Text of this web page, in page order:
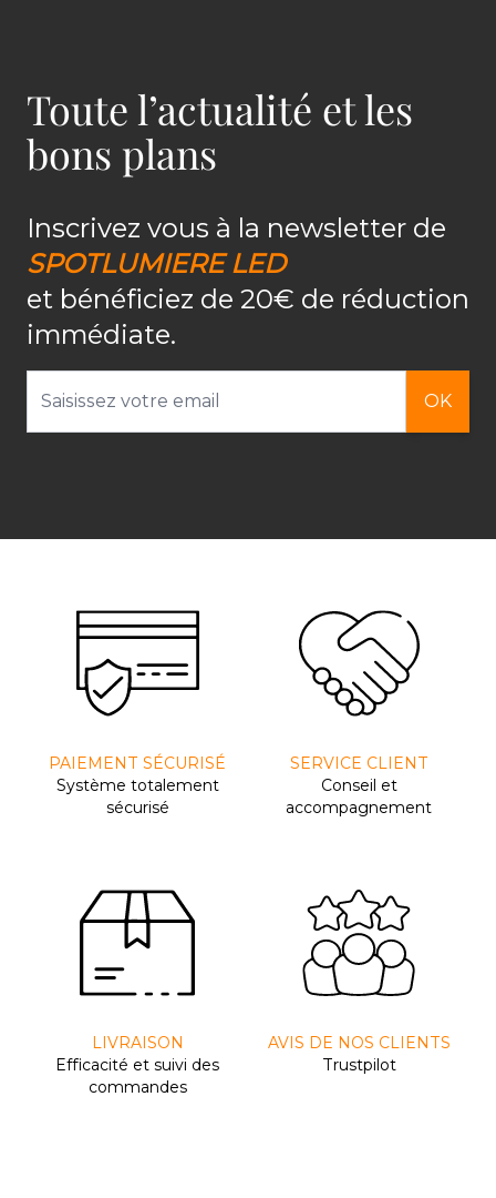
Toute l’actualité et les
bons plans
Inscrivez vous à la newsletter de
SPOTLUMIERE LED
et bénéficiez de 20€ de réduction
immédiate.
OK
PAIEMENT SÉCURISÉ
Système totalement
sécurisé
SERVICE CLIENT
Conseil et
accompagnement
LIVRAISON
Efﬁcacité et suivi des
commandes
AVIS DE NOS CLIENTS
Trustpilot